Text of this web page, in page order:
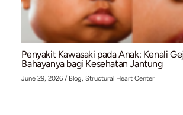
July 10, 2026 /Blog